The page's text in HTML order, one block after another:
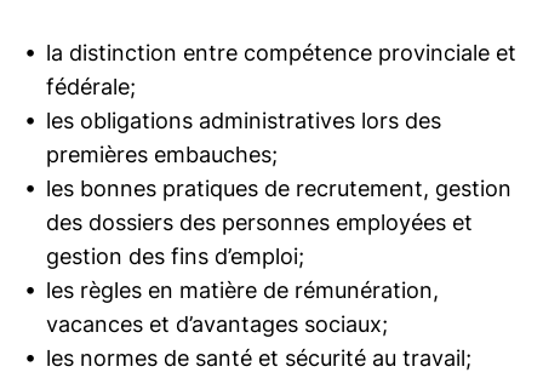
la distinction entre compétence provinciale et
fédérale;
les obligations administratives lors des
premières embauches;
les bonnes pratiques de recrutement, gestion
des dossiers des personnes employées et
gestion des fins d’emploi;
les règles en matière de rémunération,
vacances et d’avantages sociaux;
les normes de santé et sécurité au travail;